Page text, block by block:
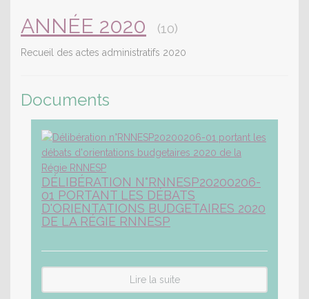
ANNÉE 2020 (10)
Recueil des actes administratifs 2020
Documents
DÉLIBÉRATION N°RNNESP20200206-
01 PORTANT LES DÉBATS
D'ORIENTATIONS BUDGETAIRES 2020
DE LA RÉGIE RNNESP
Lire la suite